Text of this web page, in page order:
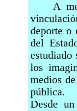
A
deporte o
del
estudiado
los
medios
pública.
Desde